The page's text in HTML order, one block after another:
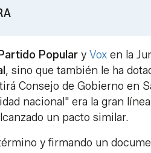
Partido Popular y Vox en la
, sino que también le ha
Consejo de Gobierno en
nacional" era la gran
un pacto similar.
y firmando un